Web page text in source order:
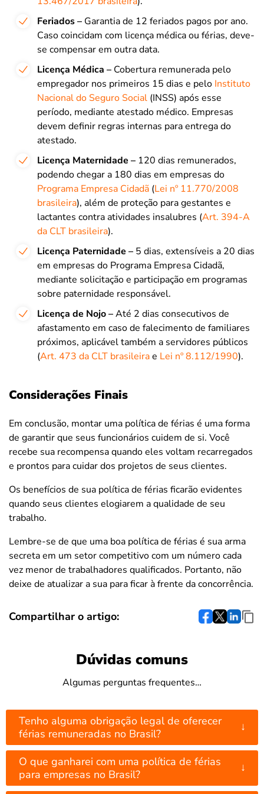
Feriados – Garantia de 12 feriados pagos por ano.
Caso coincidam com licença médica ou férias, deve-
se compensar em outra data.
Licença Médica – Cobertura remunerada pelo
empregador nos primeiros 15 dias e pelo Instituto
Nacional do Seguro Social (INSS) após esse
período, mediante atestado médico. Empresas
devem definir regras internas para entrega do
atestado.
Licença Maternidade – 120 dias remunerados,
podendo chegar a 180 dias em empresas do
Programa Empresa Cidadã (Lei nº 11.770/2008
brasileira), além de proteção para gestantes e
lactantes contra atividades insalubres (Art. 394-A
da CLT brasileira).
Licença Paternidade – 5 dias, extensíveis a 20 dias
em empresas do Programa Empresa Cidadã,
mediante solicitação e participação em programas
sobre paternidade responsável.
Licença de Nojo –Até 2 dias consecutivos de
afastamento em caso de falecimento de familiares
próximos, aplicável também a servidores públicos
(Art. 473 da CLT brasileirae Lei nº 8.112/1990).
Considerações Finais
Em conclusão, montar uma política de férias é uma forma
de garantir que seus funcionários cuidem de si. Você
recebe sua recompensa quando eles voltam recarregados
e prontos para cuidar dos projetos de seus clientes.
Os benefícios de sua política de férias ficarão evidentes
quando seus clientes elogiarem a qualidade de seu
trabalho.
Lembre-se de que uma boa política de férias é sua arma
secreta em um setor competitivo com um número cada
vez menor de trabalhadores qualificados. Portanto, não
deixe de atualizar a sua para ficar à frente da concorrência.
Compartilhar o artigo:
Dúvidas comuns
Algumas perguntas frequentes…
Tenho alguma obrigação legal de oferecer
férias remuneradas no Brasil?
↓
O que ganharei com uma política de férias
para empresas no Brasil?
↓